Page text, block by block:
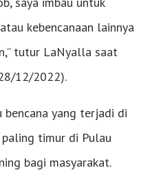
kebencanaan lainnya
tutur LaNyalla saat
12/2022).
bencana yang terjadi di
timur di Pulau
bagi masyarakat.